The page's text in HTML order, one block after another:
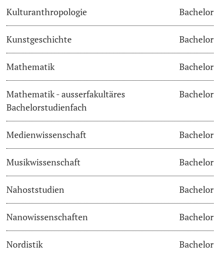
Beratungswegweiser
Lernen & Lehren
KI in Studium und Lehre
Digitales Lernen
Sprachenzentrum
Lernbörse
Lernräume
Kulturanthropologie Bachelor
Kunstgeschichte Bachelor
Mathematik Bachelor
Mathematik - ausserfakultäres
Bachelorstudienfach
Bachelor
Medienwissenschaft Bachelor
Musikwissenschaft Bachelor
Nahoststudien Bachelor
Nanowissenschaften Bachelor
Nordistik Bachelor